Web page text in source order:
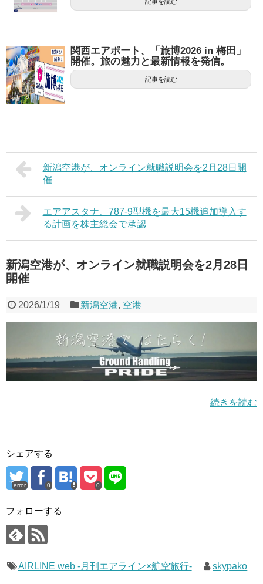
関西エアポート、「旅博2026 in 梅田」
開催。旅の魅力と最新情報を発信。
記事を読む
新潟空港が、オンライン就職説明会を2月28日開
催
エアアスタナ、787-9型機を最大15機追加導入す
る計画を株主総会で承認
新潟空港が、オンライン就職説明会を2月28日
開催
2026/1/19 新潟空港, 空港
続きを読む
シェアする
error 0 0
フォローする
AIRLINE web -月刊エアライン×航空旅行- skypako